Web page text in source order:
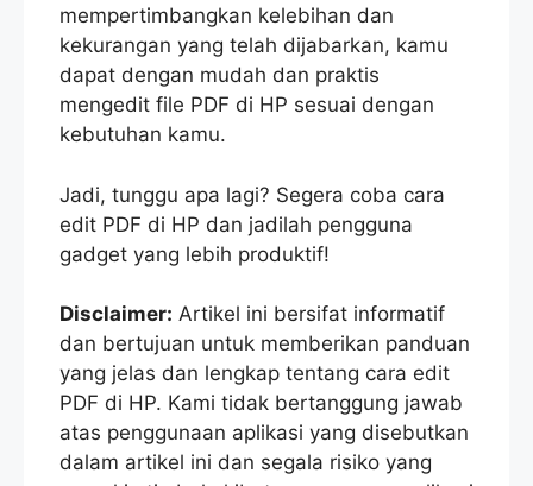
mempertimbangkan kelebihan dan
kekurangan yang telah dijabarkan, kamu
dapat dengan mudah dan praktis
mengedit file PDF di HP sesuai dengan
kebutuhan kamu.
Jadi, tunggu apa lagi? Segera coba cara
edit PDF di HP dan jadilah pengguna
gadget yang lebih produktif!
Disclaimer: Artikel ini bersifat informatif
dan bertujuan untuk memberikan panduan
yang jelas dan lengkap tentang cara edit
PDF di HP. Kami tidak bertanggung jawab
atas penggunaan aplikasi yang disebutkan
dalam artikel ini dan segala risiko yang